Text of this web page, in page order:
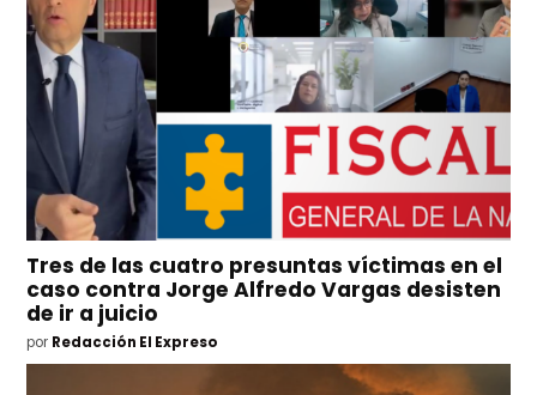
Tres de las cuatro presuntas víctimas en el
caso contra Jorge Alfredo Vargas desisten
de ir a juicio
por Redacción El Expreso